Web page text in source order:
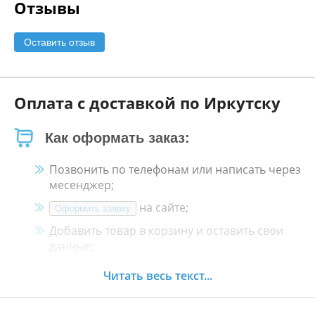
Отзывы
Оставить отзыв
Оплата с доставкой по Иркутску
Как оформать заказ:
Позвонить по телефонам или написать через
месенджер;
Оформить заявку
на сайте;
Добавить товар в корзину и оставить свои
данные;
Менеджер свяжется с Вами в течение 30
Читать весь текст...